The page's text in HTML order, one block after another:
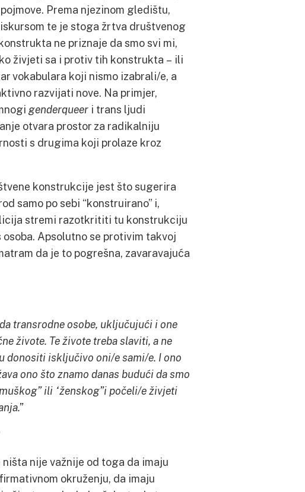
Prema njezinom gledištu,
te je stoga žrtva društvenog
ne priznaje da smo svi mi,
živjeti sa i protiv tih konstrukta – ili
vokabulara koji nismo izabrali/e, a
razvijati nove. Na primjer,
genderqueer i trans ljudi
otvara prostor za radikalniju
s drugima koji prolaze kroz
konstrukcije jest što sugerira
samo po sebi “konstruirano” i,
stremi razotkrititi tu konstrukciju
Apsolutno se protivim takvoj
da je to pogrešna, zavaravajuća
transrodne osobe, uključujući i one
živote. Te živote treba slaviti, a ne
donositi isključivo oni/e sami/e. I ono
ono što znamo danas budući da smo
ili “ženskog”i počeli/e živjeti
nije važnije od toga da imaju
okruženju, da imaju